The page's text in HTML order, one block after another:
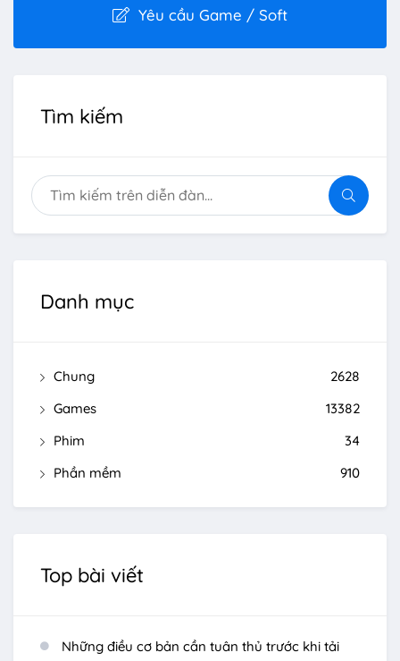
Yêu cầu Game / Soft
Tìm kiếm
Danh mục
Chung
2628
Games
13382
Phim
34
Phần mềm
910
Top bài viết
Những điều cơ bản cần tuân thủ trước khi tải